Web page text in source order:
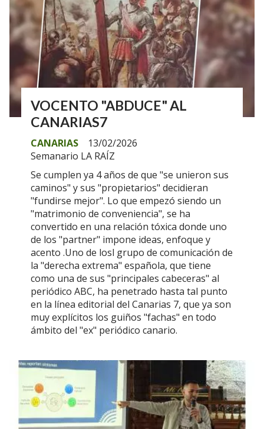
VOCENTO "ABDUCE" AL
CANARIAS7
Semanario LA RAÍZ
CANARIAS 13/02/2026
Se cumplen ya 4 años de que "se unieron sus
caminos" y sus "propietarios" decidieran
"fundirse mejor". Lo que empezó siendo un
"matrimonio de conveniencia", se ha
convertido en una relación tóxica donde uno
de los "partner" impone ideas, enfoque y
acento .Uno de losl grupo de comunicación de
la "derecha extrema" española, que tiene
como una de sus "principales cabeceras" al
periódico ABC, ha penetrado hasta tal punto
en la línea editorial del Canarias 7, que ya son
muy explícitos los guiños "fachas" en todo
ámbito del "ex" periódico canario.